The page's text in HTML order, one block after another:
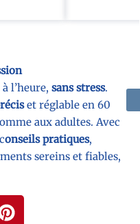
l’heure, sans stress.
et réglable en 60
aux adultes. Avec
onseils pratiques,
sereins et fiables,